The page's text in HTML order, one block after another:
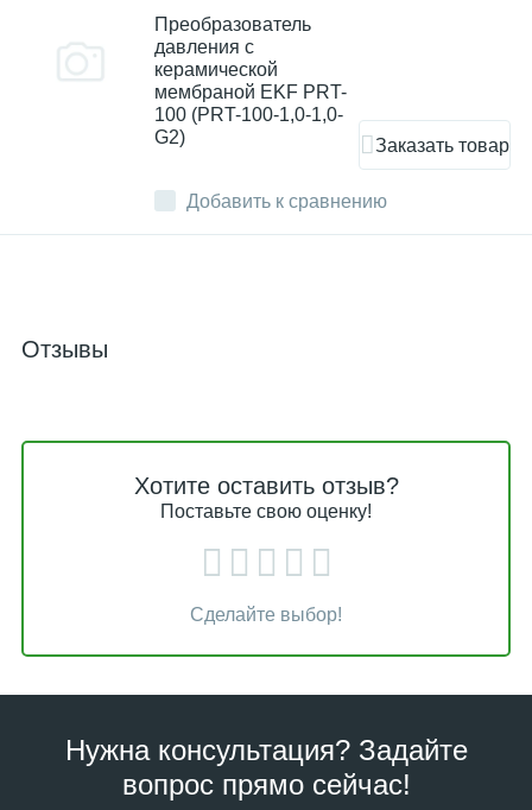
Добавить к сравнению
Преобразователь
давления с
керамической
мембраной EKF PRT-
100 (PRT-100-1,0-1,0-
G2)
Заказать товар
Отзывы
Хотите оставить отзыв?
Поставьте свою оценку!
Сделайте выбор!
Нужна консультация? Задайте
вопрос прямо сейчас!